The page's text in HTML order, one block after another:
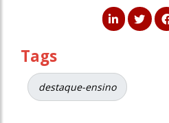
Tags
destaque-ensino